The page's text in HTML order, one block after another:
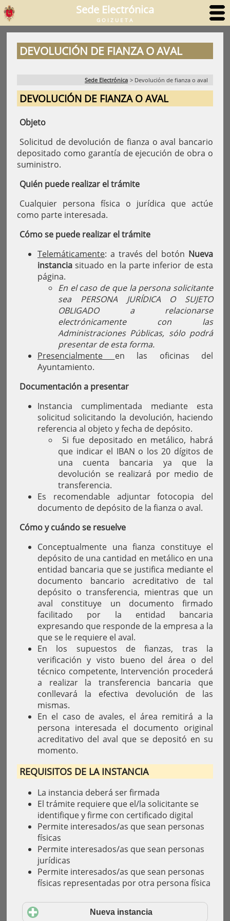
Sede Electrónica
GOIZUETA
DEVOLUCIÓN DE FIANZA O AVAL
Sede Electrónica > Devolución de fianza o aval
DEVOLUCIÓN DE FIANZA O AVAL
Objeto
Solicitud de devolución de fianza o aval bancario
depositado como garantía de ejecución de obra o
suministro.
Quién puede realizar el trámite
Cualquier persona física o jurídica que actúe
como parte interesada.
Cómo se puede realizar el trámite
Telemáticamente: a través del botón Nueva
instancia situado en la parte inferior de esta
página.
En el caso de que la persona solicitante
sea PERSONA JURÍDICA O SUJETO
OBLIGADO a relacionarse
electrónicamente con las
Administraciones Públicas, sólo podrá
presentar de esta forma.
Presencialmente en las oficinas del
Ayuntamiento.
Documentación a presentar
Instancia cumplimentada mediante esta
solicitud solicitando la devolución, haciendo
referencia al objeto y fecha de depósito.
Si fue depositado en metálico, habrá
que indicar el IBAN o los 20 dígitos de
una cuenta bancaria ya que la
devolución se realizará por medio de
transferencia.
Es recomendable adjuntar fotocopia del
documento de depósito de la fianza o aval.
Cómo y cuándo se resuelve
Conceptualmente una fianza constituye el
depósito de una cantidad en metálico en una
entidad bancaria que se justifica mediante el
documento bancario acreditativo de tal
depósito o transferencia, mientras que un
aval constituye un documento firmado
facilitado por la entidad bancaria
expresando que responde de la empresa a la
que se le requiere el aval.
En los supuestos de fianzas, tras la
verificación y visto bueno del área o del
técnico competente, Intervención procederá
a realizar la transferencia bancaria que
conllevará la efectiva devolución de las
mismas.
En el caso de avales, el área remitirá a la
persona interesada el documento original
acreditativo del aval que se depositó en su
momento.
REQUISITOS DE LA INSTANCIA
La instancia deberá ser firmada
El trámite requiere que el/la solicitante se
identifique y firme con certificado digital
Permite interesados/as que sean personas
físicas
Permite interesados/as que sean personas
jurídicas
Permite interesados/as que sean personas
físicas representadas por otra persona física
Nueva instancia